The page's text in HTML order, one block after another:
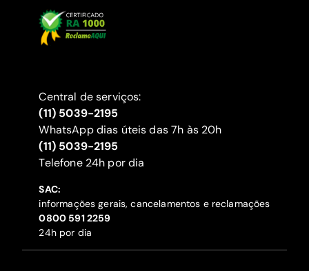
Central de serviços:
(11) 5039-2195
WhatsApp dias úteis das 7h às 20h
(11) 5039-2195
‍Telefone 24h por dia
SAC:
informações gerais, cancelamentos e reclamações
‍0800 591 2259
24h por dia